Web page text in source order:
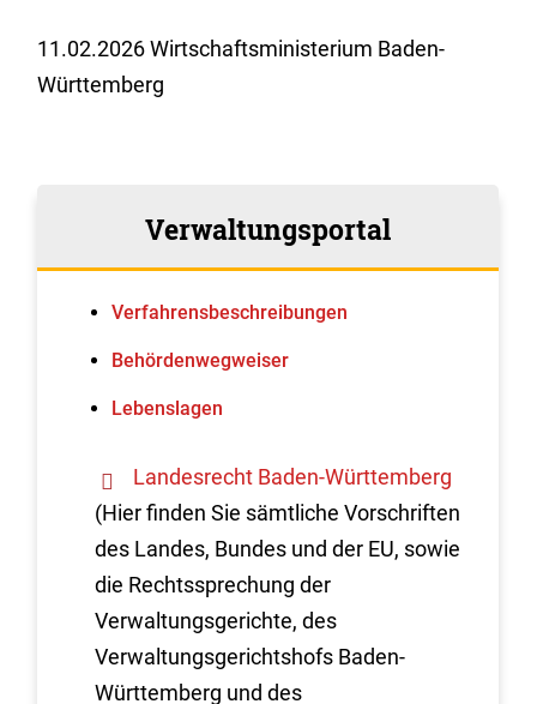
11.02.2026Wirtschaftsministerium Baden-
Württemberg
Verwaltungsportal
Verfahrens­beschreibungen
Behördenwegweiser
Lebenslagen
Landesrecht Baden-Württemberg
(Hier finden Sie sämtliche Vorschriften
des Landes, Bundes und der EU, sowie
die Rechtssprechung der
Verwaltungsgerichte, des
Verwaltungsgerichtshofs Baden-
Württemberg und des